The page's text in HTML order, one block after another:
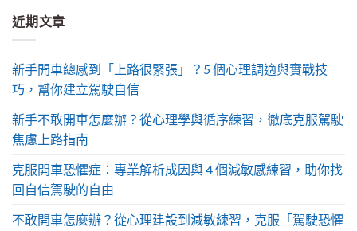
近期文章
新手開車總感到「上路很緊張」？5 個心理調適與實戰技
巧，幫你建立駕駛自信
新手不敢開車怎麼辦？從心理學與循序練習，徹底克服駕駛
焦慮上路指南
克服開車恐懼症：專業解析成因與 4 個減敏感練習，助你找
回自信駕駛的自由
不敢開車怎麼辦？從心理建設到減敏練習，克服「駕駛恐懼